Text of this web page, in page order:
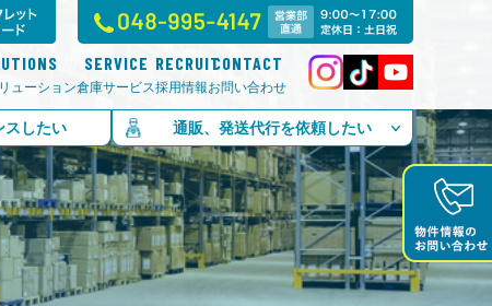
ューション倉庫サービス
SERVICE
採用情報
RECRUIT
お問い合わせ
CONTACT
スしたい 通販、発送代行を依頼したい